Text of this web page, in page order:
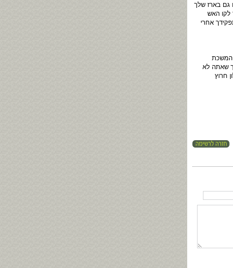
גם בארז שלך
האש
אחרי
המשכת
שאתה לא
חרוץ